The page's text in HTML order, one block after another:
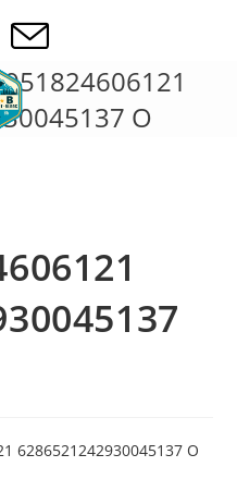
O